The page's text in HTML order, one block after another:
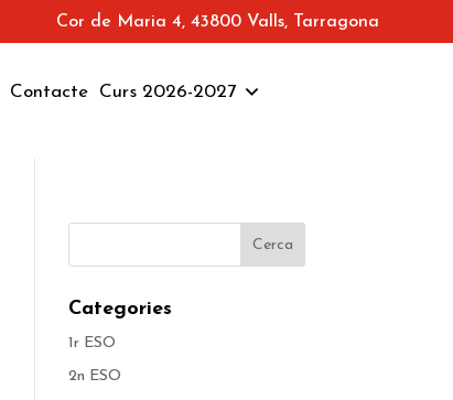
Cor de Maria 4, 43800 Valls, Tarragona
Contacte Curs 2026-2027
Categories
1r ESO
2n ESO